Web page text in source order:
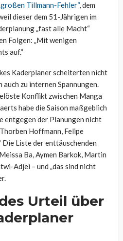
Tillmann-Fehler“, dem
dieser dem 51-Jährigen im
„fast alle Macht“
Folgen: „Mit wenigen
auf.“
Kaderplaner scheiterten nicht
zu internen Spannungen.
Konflikt zwischen Manga
habe die Saison maßgeblich
entgegen der Planungen nicht
Hoffmann, Felipe
Die Liste der enttäuschenden
Ba, Aymen Barkok, Martin
Adjei – und „das sind nicht
Urteil über